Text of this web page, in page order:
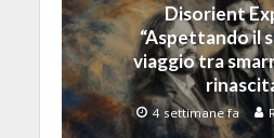
Disorient
“Aspettando il
viaggio tra
4 settimane fa